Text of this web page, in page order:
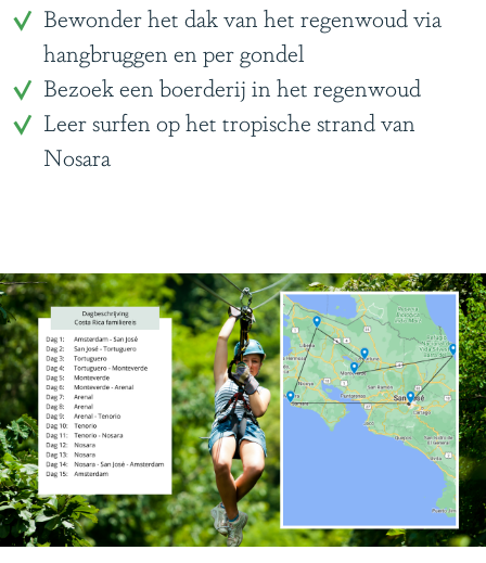
Bewonder het dak van het regenwoud via
hangbruggen en per gondel
Bezoek een boerderij in het regenwoud
Leer surfen op het tropische strand van
Nosara